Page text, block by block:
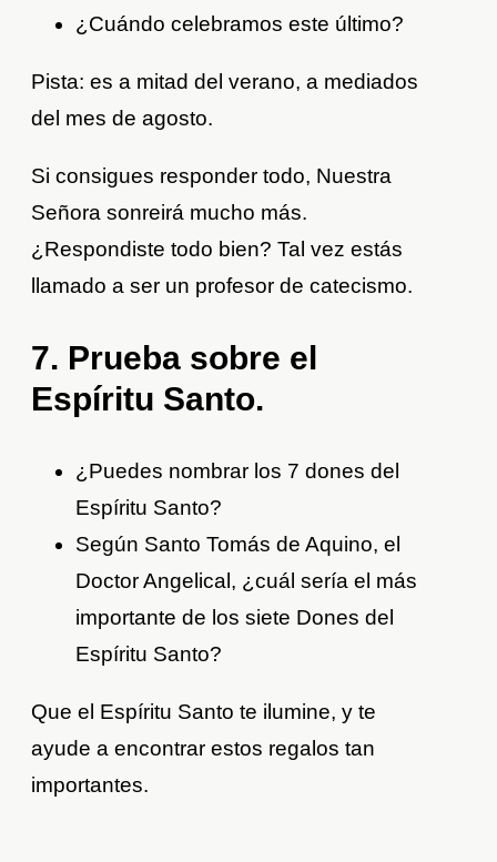
¿Cuándo celebramos este último?
Pista: es a mitad del verano, a mediados
del mes de agosto.
Si consigues responder todo, Nuestra
Señora sonreirá mucho más.
¿Respondiste todo bien? Tal vez estás
llamado a ser un profesor de catecismo.
7. Prueba sobre el
Espíritu Santo.
¿Puedes nombrar los 7 dones del
Espíritu Santo?
Según Santo Tomás de Aquino, el
Doctor Angelical, ¿cuál sería el más
importante de los siete Dones del
Espíritu Santo?
Que el Espíritu Santo te ilumine, y te
ayude a encontrar estos regalos tan
importantes.